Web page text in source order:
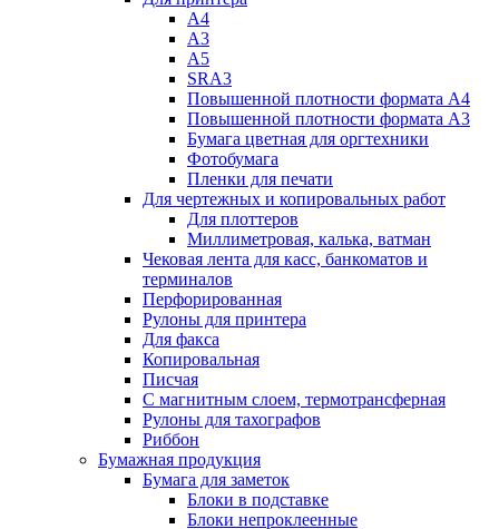
А4
А3
А5
SRA3
Повышенной плотности формата А4
Повышенной плотности формата А3
Бумага цветная для оргтехники
Фотобумага
Пленки для печати
Для чертежных и копировальных работ
Для плоттеров
Миллиметровая, калька, ватман
Чековая лента для касс, банкоматов и
терминалов
Перфорированная
Рулоны для принтера
Для факса
Копировальная
Писчая
С магнитным слоем, термотрансферная
Рулоны для тахографов
Риббон
Бумажная продукция
Бумага для заметок
Блоки в подставке
Блоки непроклеенные